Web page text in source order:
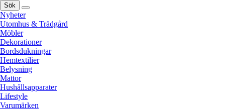
Sök
Nyheter
Utomhus & Trädgård
Möbler
Dekorationer
Bordsdukningar
Hemtextilier
Belysning
Mattor
Hushållsapparater
Lifestyle
Varumärken